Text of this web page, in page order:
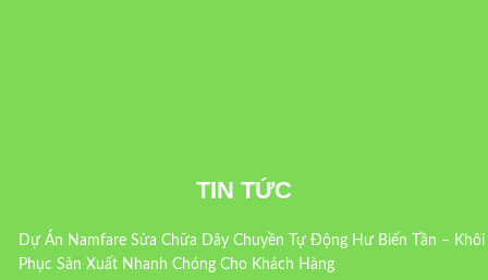
TIN TỨC
Dự Án Namfare Sửa Chữa Dây Chuyền Tự Động Hư Biến Tần – Khôi
Phục Sản Xuất Nhanh Chóng Cho Khách Hàng